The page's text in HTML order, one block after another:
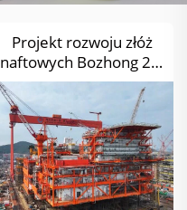
Projekt rozwoju złóż
naftowych Bozhong 26-
6 (Faza I)